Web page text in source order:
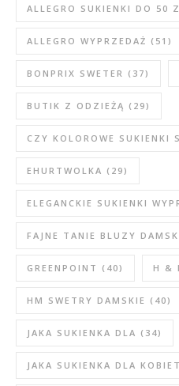
ALLEGRO SUKIENKI DO 50
ALLEGRO WYPRZEDAŻ (51)
BONPRIX SWETER (37)
BUTIK Z ODZIEŻĄ (29)
CZY KOLOROWE SUKIENKI
EHURTWOLKA (29)
ELEGANCKIE SUKIENKI
FAJNE TANIE BLUZY
GREENPOINT (40) H &
HM SWETRY DAMSKIE (40)
JAKA SUKIENKA DLA (34)
JAKA SUKIENKA DLA